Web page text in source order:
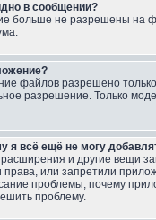
в сообщении?
больше не разрешены на
файлов разрешено
разрешение. Только
я всё ещё не могу
и другие вещи
или запретили
проблемы, почему
проблему.